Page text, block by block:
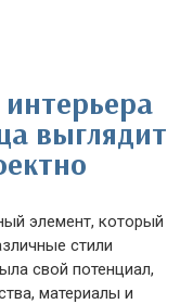
выглядит
элемент, который
стили
свой потенциал,
материалы и